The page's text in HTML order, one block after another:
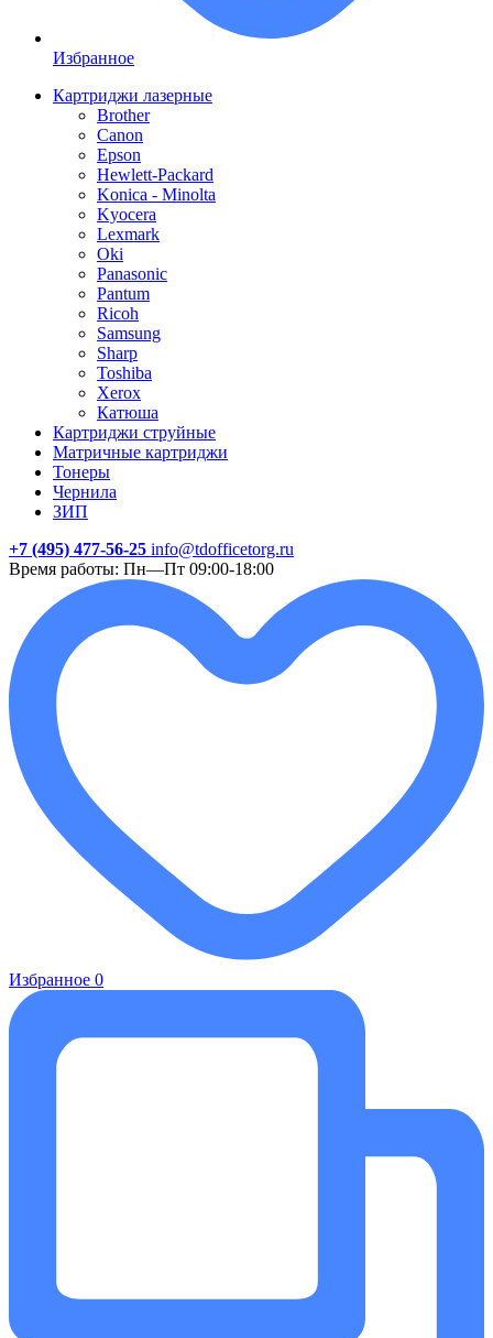
Избранное
Картриджи лазерные
Brother
Canon
Epson
Hewlett-Packard
Konica - Minolta
Kyocera
Lexmark
Oki
Panasonic
Pantum
Ricoh
Samsung
Sharp
Toshiba
Xerox
Катюша
Картриджи струйные
Матричные картриджи
Тонеры
Чернила
ЗИП
+7 (495) 477-56-25 info@tdofficetorg.ru
Время работы: Пн—Пт 09:00-18:00
Избранное 0